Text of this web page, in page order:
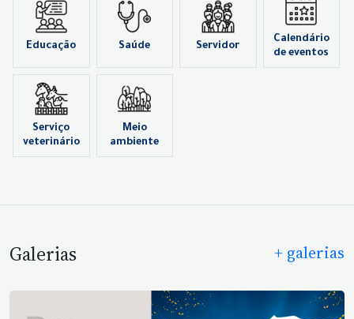
Educação Saúde Servidor
Calendário
de eventos
Serviço
veterinário
Meio
ambiente
Galerias + galerias